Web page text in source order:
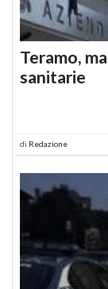
Teramo,
sanitarie
di Redazione